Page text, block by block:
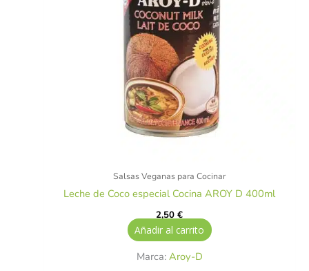
Salsas Veganas para Cocinar
Leche de Coco especial Cocina AROY D 400ml
2,50€
Añadir al carrito
Marca: Aroy-D